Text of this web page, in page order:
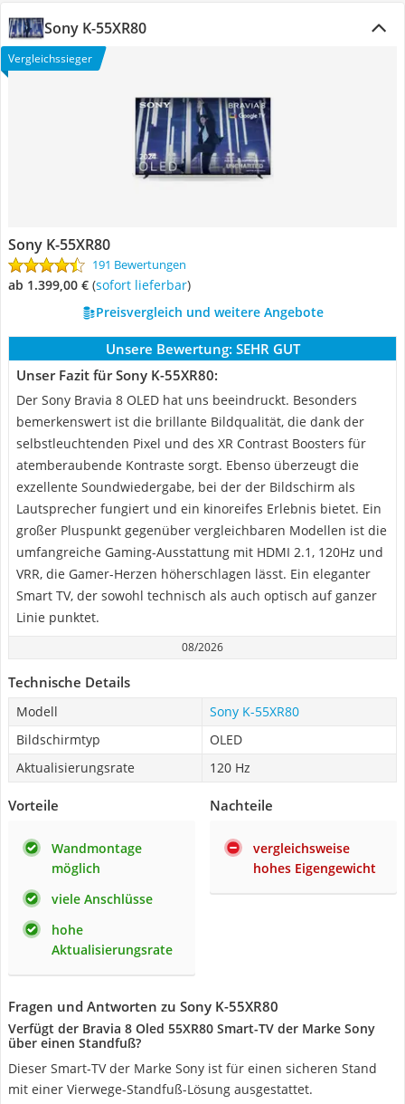
Sony K-55XR80
Vergleichssieger
Sony K-55XR80
191 Bewertungen
ab 1.399,00 € ( Sofort lieferbar)
Preisvergleich und weitere Angebote
Unsere Bewertung: SEHR GUT
Unser Fazit für Sony K-55XR80:
Der Sony Bravia 8 OLED hat uns beeindruckt. Besonders
bemerkenswert ist die brillante Bildqualität, die dank der
selbstleuchtenden Pixel und des XR Contrast Boosters für
atemberaubende Kontraste sorgt. Ebenso überzeugt die
exzellente Soundwiedergabe, bei der der Bildschirm als
Lautsprecher fungiert und ein kinoreifes Erlebnis bietet. Ein
großer Pluspunkt gegenüber vergleichbaren Modellen ist die
umfangreiche Gaming-Ausstattung mit HDMI 2.1, 120Hz und
VRR, die Gamer-Herzen höherschlagen lässt. Ein eleganter
Smart TV, der sowohl technisch als auch optisch auf ganzer
Linie punktet.
08/2026
Technische Details
Modell
Sony K-55XR80
Bildschirmtyp
OLED
Aktualisierungsrate
120 Hz
Vorteile
Wandmontage
möglich
viele Anschlüsse
hohe
Aktualisierungsrate
Nachteile
vergleichsweise
hohes Eigengewicht
Fragen und Antworten zu Sony K-55XR80
Verfügt der Bravia 8 Oled 55XR80 Smart-TV der Marke Sony
über einen Standfuß?
Dieser Smart-TV der Marke Sony ist für einen sicheren Stand
mit einer Vierwege-Standfuß-Lösung ausgestattet.